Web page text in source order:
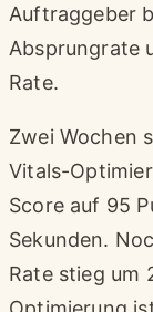
Auftraggeber
Absprungrate
Rate.
Zwei Wochen
Vitals-
Score auf 95
Sekunden.
Rate stieg um